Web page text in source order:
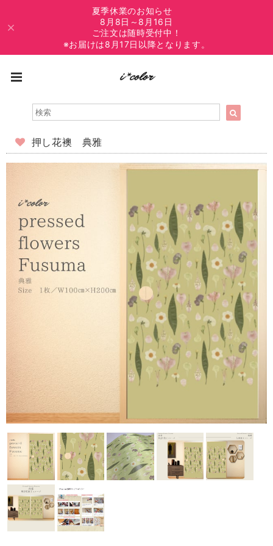
夏季休業のお知らせ
8月8日～8月16日
ご注文は随時受付中！
※お届けは8月17日以降となります。
押し花襖 典雅